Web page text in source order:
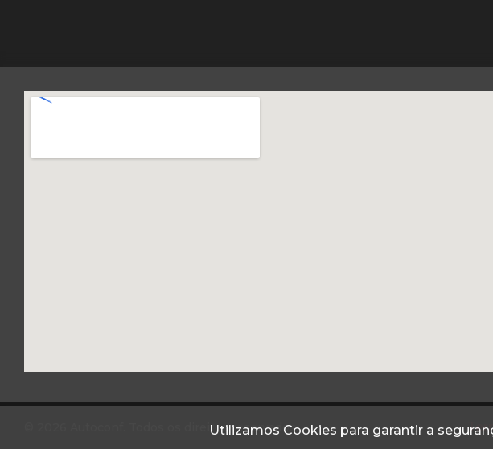
Utilizamos Cookies para garantir a
© 2026 Autoconf. Todos os direitos reservados.